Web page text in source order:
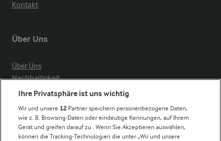
Kontakt
Über Uns
Über Uns
Nachhaltigkeit
Compliance
Arla in anderen Ländern
Ihre Privatsphäre ist uns wichtig
Wir und unsere 12 Partner speichern personenbezogene Daten,
wie z. B. Browsing-Daten oder eindeutige Kennungen, auf Ihrem
Gerät und greifen darauf zu . Wenn Sie Akzeptieren auswählen,
können die Tracking-Technologien die unter „Wir und unsere